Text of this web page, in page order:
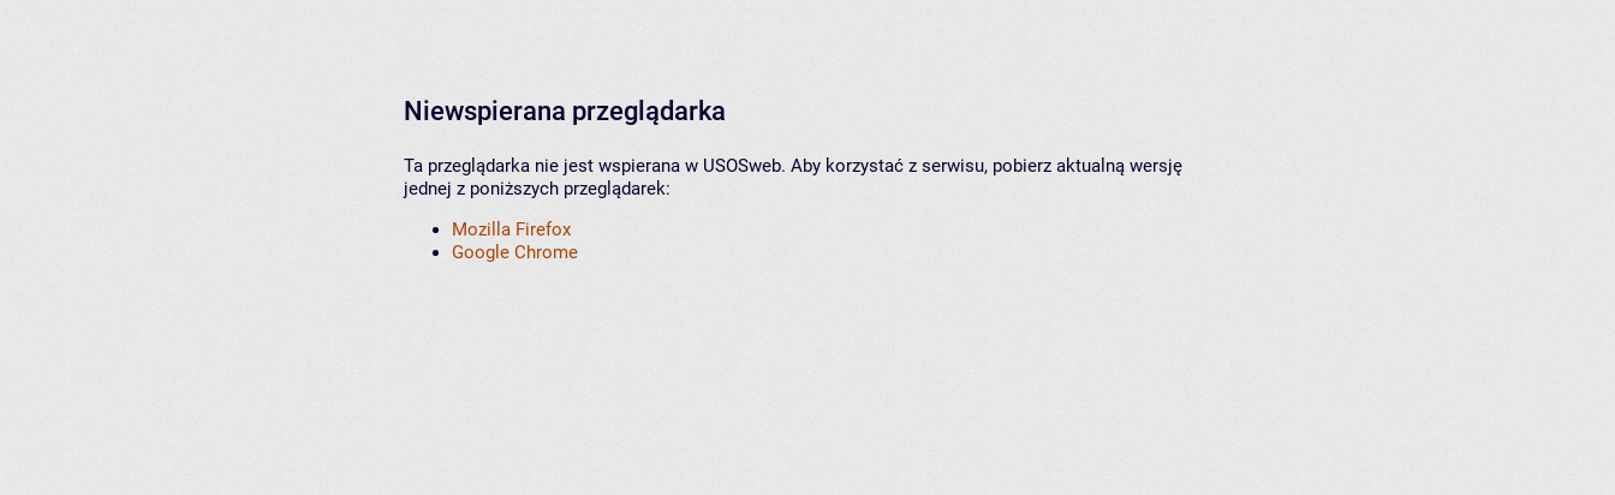
Niewspierana przeglądarka
Ta przeglądarka nie jest wspierana w USOSweb. Aby korzystać z serwisu, pobierz aktualną wersję
jednej z poniższych przeglądarek:
Mozilla Firefox
Google Chrome